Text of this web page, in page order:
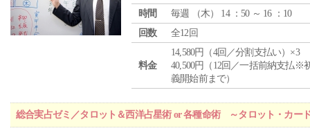
時間
毎週 （木） 14 ：50 ～ 16 ：10
回数
全12回
料金
14,580円（4回／分割支払い）×3
40,500円（12回／一括前納支払※
義開始前まで）
総合実占ゼミ／タロット＆西洋占星術 or 各種命術 ～タロット・カー